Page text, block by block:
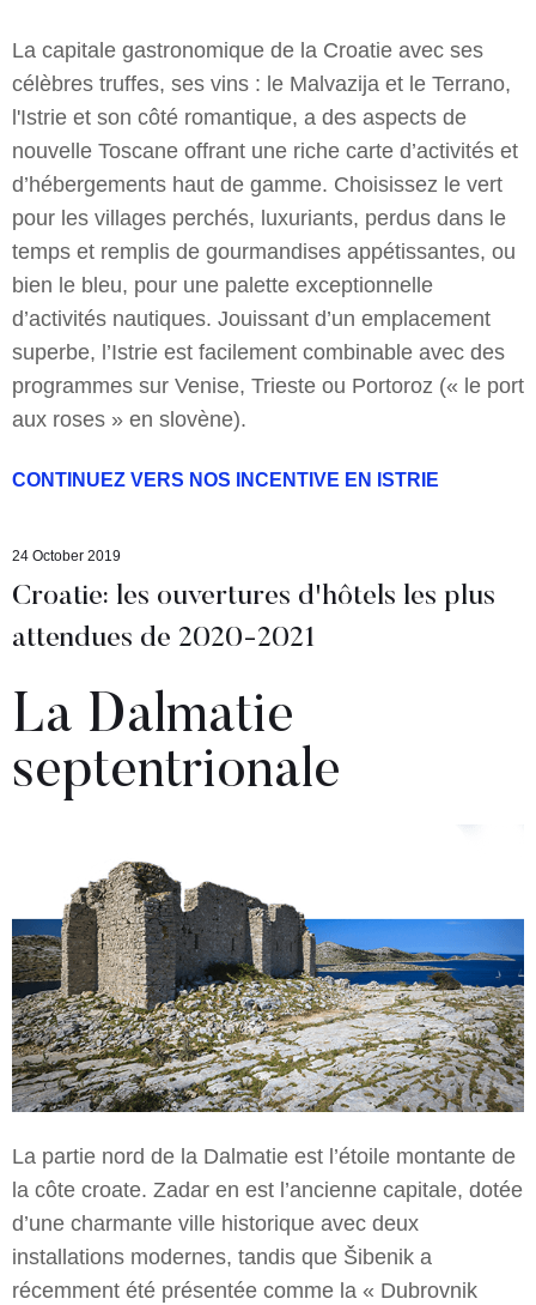
La capitale gastronomique de la Croatie avec ses
célèbres truffes, ses vins : le Malvazija et le Terrano,
l'Istrie et son côté romantique, a des aspects de
nouvelle Toscane offrant une riche carte d’activités et
d’hébergements haut de gamme. Choisissez le vert
pour les villages perchés, luxuriants, perdus dans le
temps et remplis de gourmandises appétissantes, ou
bien le bleu, pour une palette exceptionnelle
d’activités nautiques. Jouissant d’un emplacement
superbe, l’Istrie est facilement combinable avec des
programmes sur Venise, Trieste ou Portoroz (« le port
aux roses » en slovène).
CONTINUEZ VERS NOS INCENTIVE EN ISTRIE
24 October 2019
Croatie: les ouvertures d'hôtels les plus
attendues de 2020-2021
La Dalmatie
septentrionale
La partie nord de la Dalmatie est l’étoile montante de
la côte croate. Zadar en est l’ancienne capitale, dotée
d’une charmante ville historique avec deux
installations modernes, tandis que Šibenik a
récemment été présentée comme la « Dubrovnik